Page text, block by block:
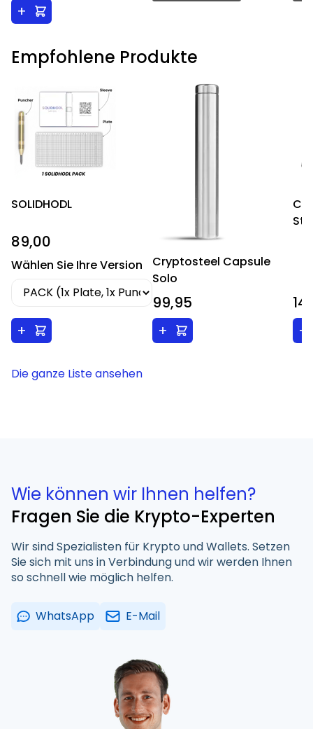
+
Empfohlene Produkte
SOLIDHODL
89,00
Wählen Sie Ihre Version
+
Cryptosteel Capsule
Solo
99,95
+
+
Die ganze Liste ansehen
Wie können wir Ihnen helfen?
Fragen Sie die Krypto-Experten
Wir sind Spezialisten für Krypto und Wallets. Setzen
Sie sich mit uns in Verbindung und wir werden Ihnen
so schnell wie möglich helfen.
WhatsApp E-Mail